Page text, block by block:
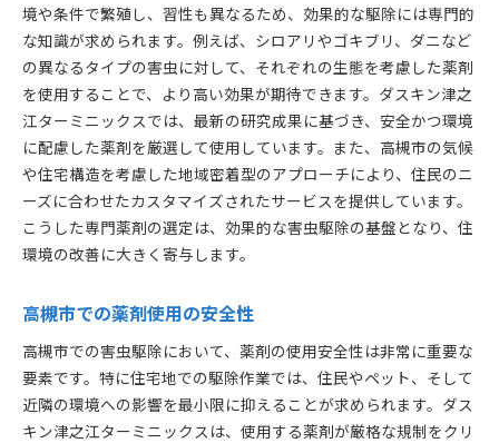
境や条件で繁殖し、習性も異なるため、効果的な駆除には専門的
な知識が求められます。例えば、シロアリやゴキブリ、ダニなど
の異なるタイプの害虫に対して、それぞれの生態を考慮した薬剤
を使用することで、より高い効果が期待できます。ダスキン津之
江ターミニックスでは、最新の研究成果に基づき、安全かつ環境
に配慮した薬剤を厳選して使用しています。また、高槻市の気候
や住宅構造を考慮した地域密着型のアプローチにより、住民のニ
ーズに合わせたカスタマイズされたサービスを提供しています。
こうした専門薬剤の選定は、効果的な害虫駆除の基盤となり、住
環境の改善に大きく寄与します。
高槻市での薬剤使用の安全性
高槻市での害虫駆除において、薬剤の使用安全性は非常に重要な
要素です。特に住宅地での駆除作業では、住民やペット、そして
近隣の環境への影響を最小限に抑えることが求められます。ダス
キン津之江ターミニックスは、使用する薬剤が厳格な規制をクリ